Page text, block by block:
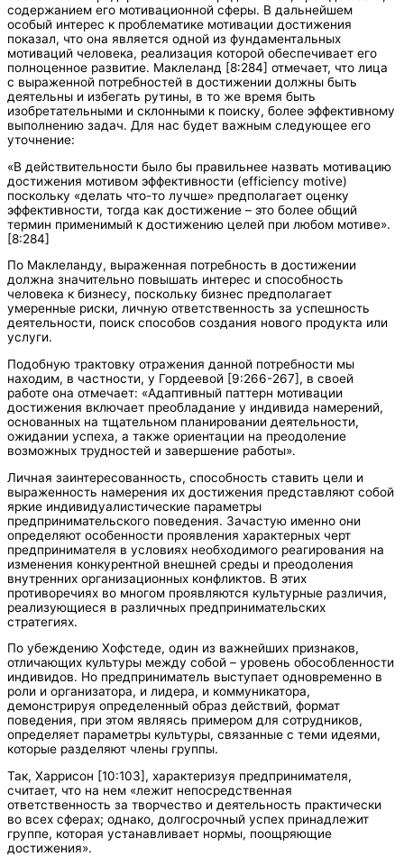
содержанием его мотивационной сферы. В дальнейшем
особый интерес к проблематике мотивации достижения
показал, что она является одной из фундаментальных
мотиваций человека, реализация которой обеспечивает его
полноценное развитие. Маклеланд [8:284] отмечает, что лица
с выраженной потребностей в достижении должны быть
деятельны и избегать рутины, в то же время быть
изобретательными и склонными к поиску, более эффективному
выполнению задач. Для нас будет важным следующее его
уточнение:
«В действительности было бы правильнее назвать мотивацию
достижения мотивом эффективности (efficiency motive)
поскольку «делать что-то лучше» предполагает оценку
эффективности, тогда как достижение – это более общий
термин применимый к достижению целей при любом мотиве».
[8:284]
По Маклеланду, выраженная потребность в достижении
должна значительно повышать интерес и способность
человека к бизнесу, поскольку бизнес предполагает
умеренные риски, личную ответственность за успешность
деятельности, поиск способов создания нового продукта или
услуги.
Подобную трактовку отражения данной потребности мы
находим, в частности, у Гордеевой [9:266-267], в своей
работе она отмечает: «Адаптивный паттерн мотивации
достижения включает преобладание у индивида намерений,
основанных на тщательном планировании деятельности,
ожидании успеха, а также ориентации на преодоление
возможных трудностей и завершение работы».
Личная заинтересованность, способность ставить цели и
выраженность намерения их достижения представляют собой
яркие индивидуалистические параметры
предпринимательского поведения. Зачастую именно они
определяют особенности проявления характерных черт
предпринимателя в условиях необходимого реагирования на
изменения конкурентной внешней среды и преодоления
внутренних организационных конфликтов. В этих
противоречиях во многом проявляются культурные различия,
реализующиеся в различных предпринимательских
стратегиях.
По убеждению Хофстеде, один из важнейших признаков,
отличающих культуры между собой – уровень обособленности
индивидов. Но предприниматель выступает одновременно в
роли и организатора, и лидера, и коммуникатора,
демонстрируя определенный образ действий, формат
поведения, при этом являясь примером для сотрудников,
определяет параметры культуры, связанные с теми идеями,
которые разделяют члены группы.
Так, Харрисон [10:103], характеризуя предпринимателя,
считает, что на нем «лежит непосредственная
ответственность за творчество и деятельность практически
во всех сферах; однако, долгосрочный успех принадлежит
группе, которая устанавливает нормы, поощряющие
достижения».